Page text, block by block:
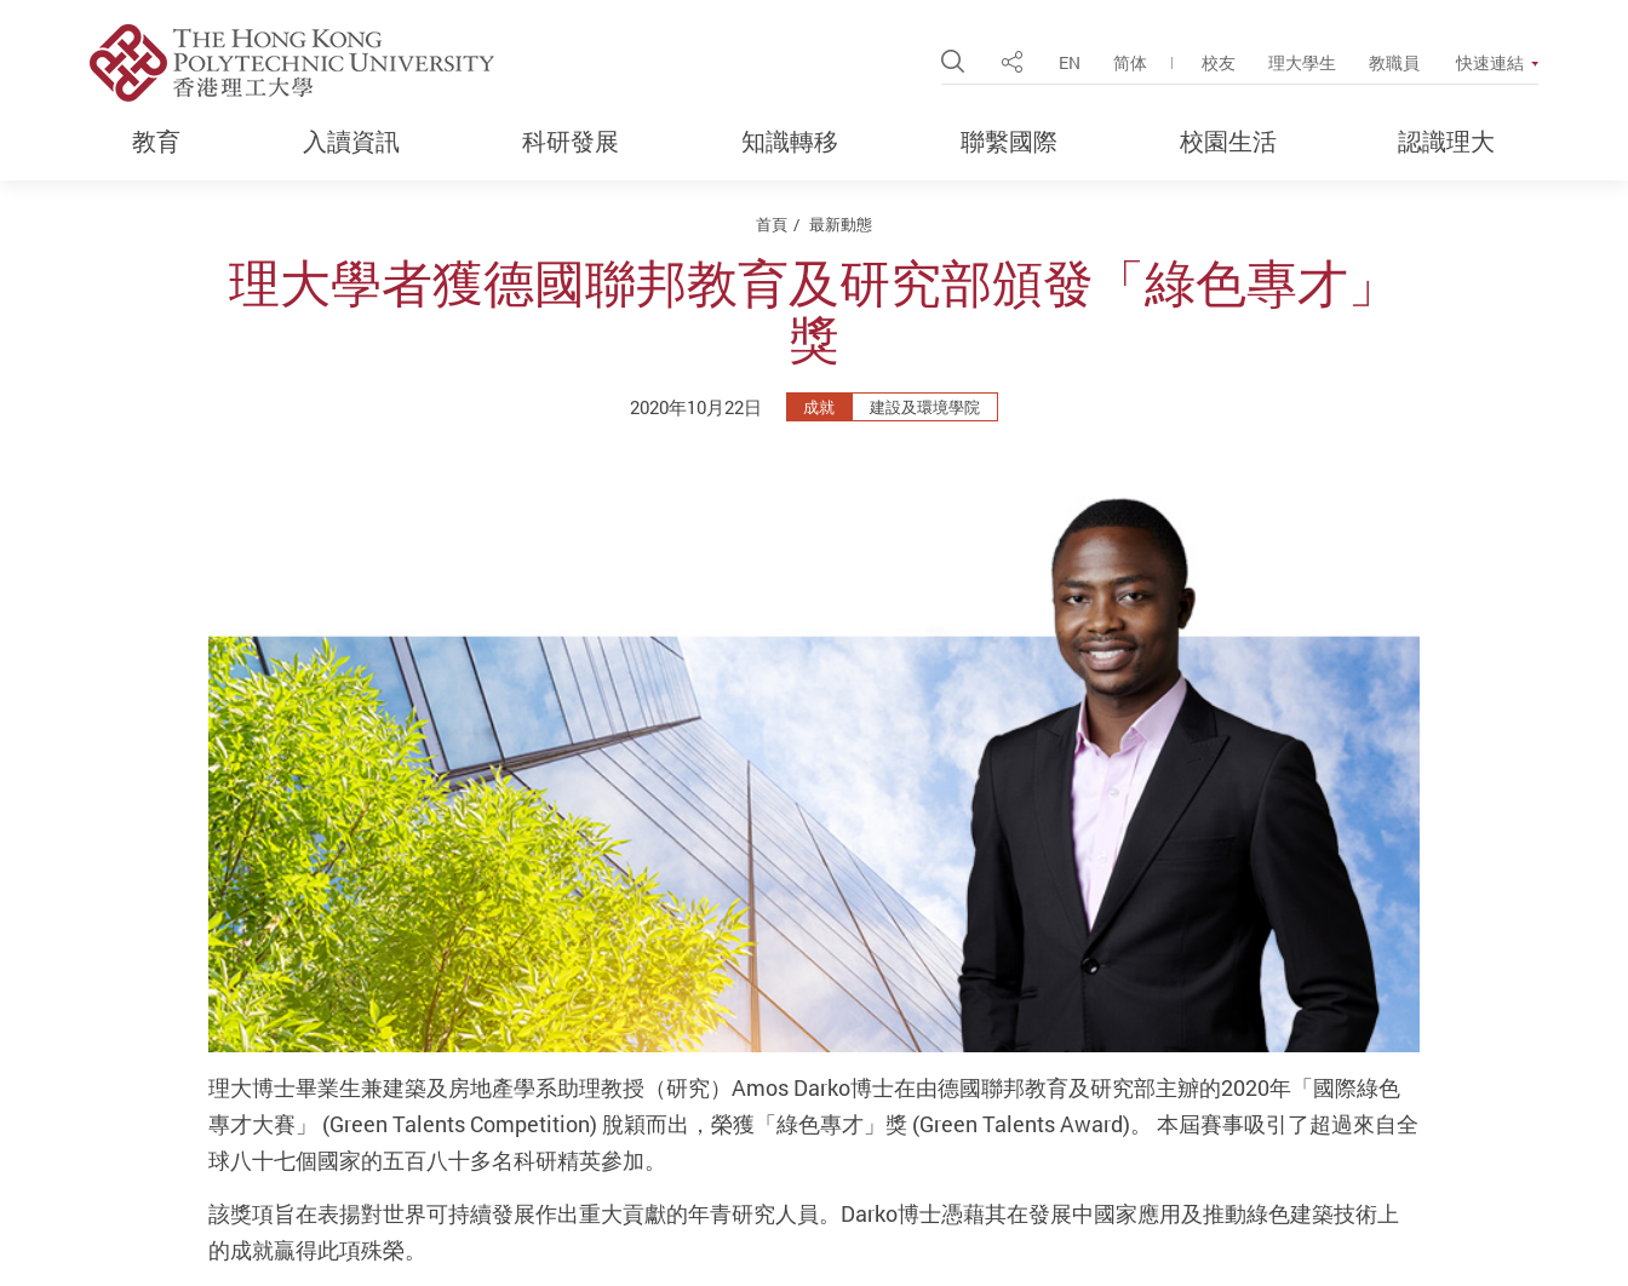
Open Site Search Popup
分享 EN 简体 校友 理大學生 教職員 快速連結
教育 入讀資訊 科研發展 知識轉移 聯繫國際 校園生活 認識理大
首頁 最新動態
理大學者獲德國聯邦教育及研究部頒發「綠色專才」
獎
2020年10月22日 成就 建設及環境學院
理大博士畢業生兼建築及房地產學系助理教授（研究）Amos Darko博士在由德國聯邦教育及研究部主辧的2020年「國際綠色
專才大賽」 (Green Talents Competition) 脫穎而出，榮獲「綠色專才」獎 (Green Talents Award)。 本屆賽事吸引了超過來自全
球八十七個國家的五百八十多名科研精英參加。
該獎項旨在表揚對世界可持續發展作出重大貢獻的年青研究人員。Darko博士憑藉其在發展中國家應用及推動綠色建築技術上
的成就贏得此項殊榮。